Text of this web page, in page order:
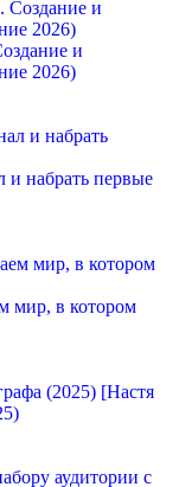
и
2026)
и набрать первые
мир, в котором
[Настя